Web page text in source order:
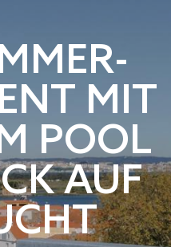
MIT
POOL
AUF